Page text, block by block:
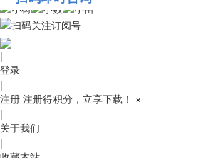
010-53689091
|
登录
|
注册 注册得积分，立享下载！ ×
|
关于我们
|